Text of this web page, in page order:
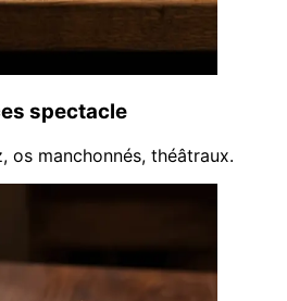
spectacle
os manchonnés, théâtraux.